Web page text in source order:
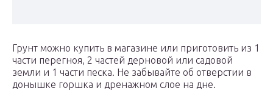
Грунт можно купить в магазине или приготовить из 1
части перегноя, 2 частей дерновой или садовой
земли и 1 части песка. Не забывайте об отверстии в
донышке горшка и дренажном слое на дне.